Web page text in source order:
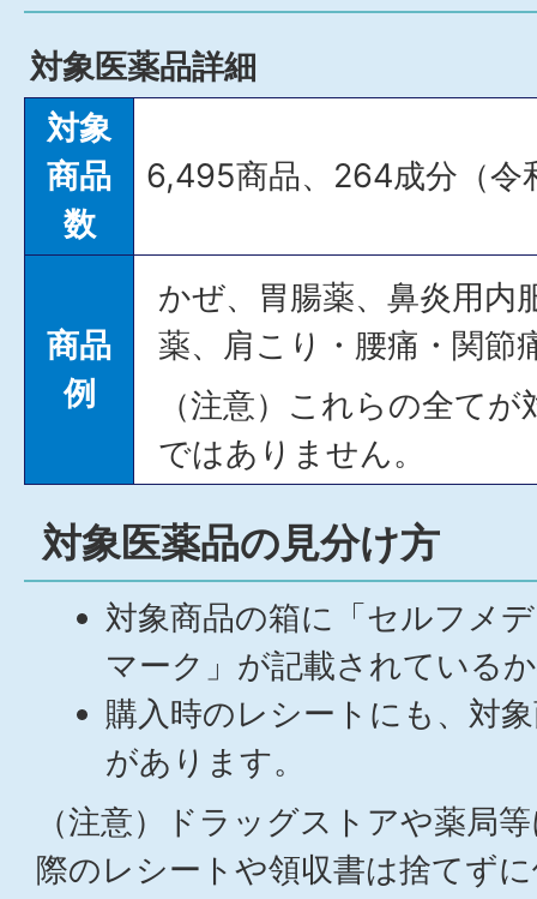
対象医薬品詳細
対象
商品
数
6,495商品、264成分（令
商品
例
かぜ、胃腸薬、鼻炎用内
薬、肩こり・腰痛・関節
（注意）これらの全て
ではありません。
対象医薬品の見分け方
対象商品の箱に「セルフメ
マーク」が記載されている
購入時のレシートにも、対
があります。
（注意）ドラッグストアや薬局
際のレシートや領収書は捨てず